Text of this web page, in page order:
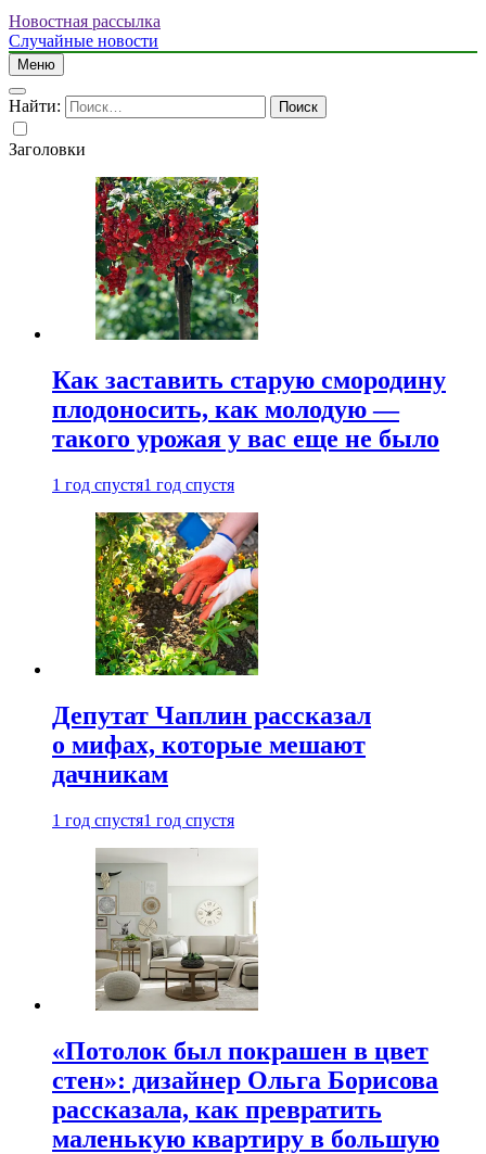
Новостная рассылка
Случайные новости
Меню
Найти:
Заголовки
Как заставить старую смородину
плодоносить, как молодую —
такого урожая у вас еще не было
1 год спустя1 год спустя
Депутат Чаплин рассказал
о мифах, которые мешают
дачникам
1 год спустя1 год спустя
«Потолок был покрашен в цвет
стен»: дизайнер Ольга Борисова
рассказала, как превратить
маленькую квартиру в большую